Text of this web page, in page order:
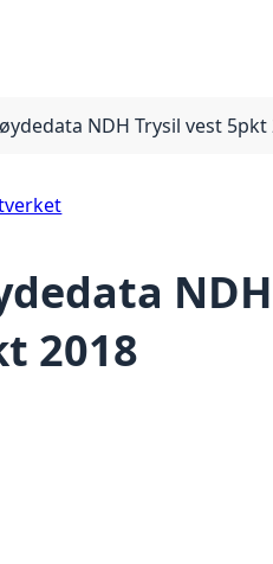
NDH Trysil vest 5pkt
2018